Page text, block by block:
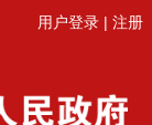
用户登录 | 注册